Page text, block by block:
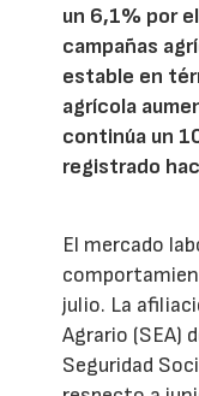
un 6,1% por
campañas
estable en
agrícola
continúa un
registrado
El mercado
julio. La
Agrario (SEA)
Seguridad